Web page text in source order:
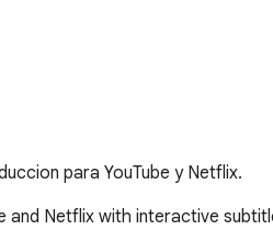
para YouTube y Netflix.
and Netflix with interactive